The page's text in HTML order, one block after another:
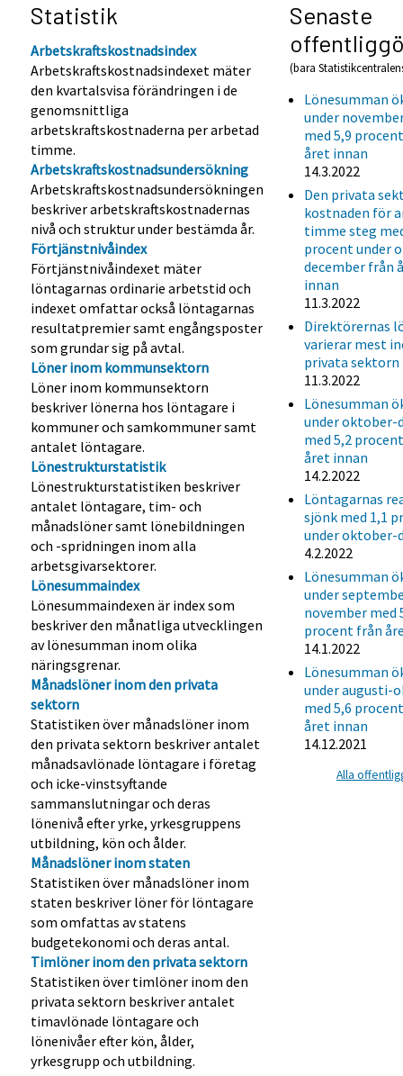
Statistik
Arbetskraftskostnadsindex
Arbetskraftskostnadsindexet mäter
den kvartalsvisa förändringen i de
genomsnittliga
arbetskraftskostnaderna per arbetad
timme.
Arbetskraftskostnadsundersökning
Arbetskraftskostnadsundersökningen
beskriver arbetskraftskostnadernas
nivå och struktur under bestämda år.
Förtjänstnivåindex
Förtjänstnivåindexet mäter
löntagarnas ordinarie arbetstid och
indexet omfattar också löntagarnas
resultatpremier samt engångsposter
som grundar sig på avtal.
Löner inom kommunsektorn
Löner inom kommunsektorn
beskriver lönerna hos löntagare i
kommuner och samkommuner samt
antalet löntagare.
Lönestrukturstatistik
Lönestrukturstatistiken beskriver
antalet löntagare, tim- och
månadslöner samt lönebildningen
och -spridningen inom alla
arbetsgivarsektorer.
Lönesummaindex
Lönesummaindexen är index som
beskriver den månatliga utvecklingen
av lönesumman inom olika
näringsgrenar.
Månadslöner inom den privata
sektorn
Statistiken över månadslöner inom
den privata sektorn beskriver antalet
månadsavlönade löntagare i företag
och icke-vinstsyftande
sammanslutningar och deras
lönenivå efter yrke, yrkesgruppens
utbildning, kön och ålder.
Månadslöner inom staten
Statistiken över månadslöner inom
staten beskriver löner för löntagare
som omfattas av statens
budgetekonomi och deras antal.
Timlöner inom den privata sektorn
Statistiken över timlöner inom den
privata sektorn beskriver antalet
timavlönade löntagare och
lönenivåer efter kön, ålder,
yrkesgrupp och utbildning.
Senaste
(bara
Lönesumman
under
med 5,9
året innan
14.3.2022
Den privata
kostnaden för
timme steg
procent under
december från
innan
11.3.2022
Direktörernas
varierar mest
privata sektorn
11.3.2022
Lönesumman
under oktober-
med 5,2
året innan
14.2.2022
Löntagarnas
sjönk med 1,1
under oktober-
4.2.2022
Lönesumman
under
november med
procent från
14.1.2022
Lönesumman
under augusti-
med 5,6
året innan
14.12.2021
Alla